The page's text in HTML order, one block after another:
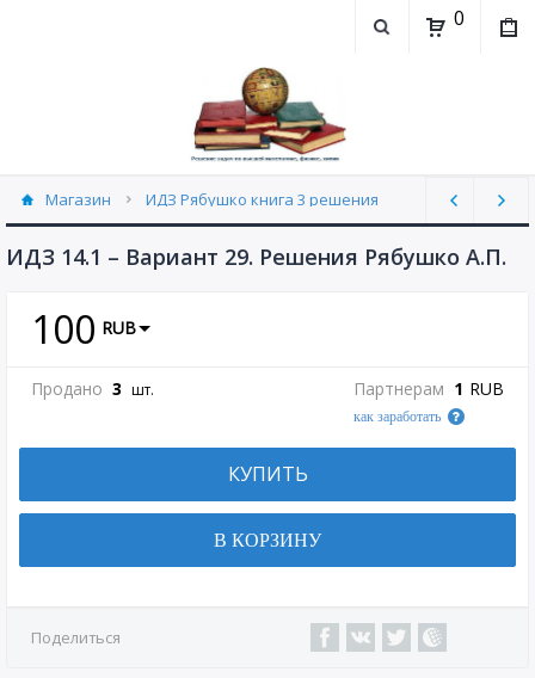
0
Магазин
ИДЗ Рябушко книга 3 решения
ИДЗ 14.1 часть 3 Рябушко (30)
ИДЗ 14.1 – Вариант 29. Решения Рябушко А.П.
100 RUB
Продано 3 шт. Партнерам 1 RUB
как заработать
КУПИТЬ
В КОРЗИНУ
Поделиться